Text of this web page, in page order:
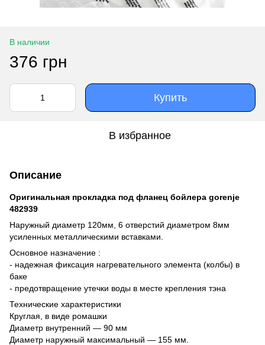
В наличии
376 грн
Купить
В избранное
Описание
Оригинальная прокладка под фланец бойлера gorenje
482939
Наружный диаметр 120мм, 6 отверстий диаметром 8мм
усиленных металлическими вставками.
Основное назначение :
- надежная фиксация нагревательного элемента (колбы) в
баке
- предотвращение утечки воды в месте крепления тэна
Технические характеристики
Круглая, в виде ромашки
Диаметр внутренний ― 90 мм
Диаметр наружный максимальный ― 155 мм.